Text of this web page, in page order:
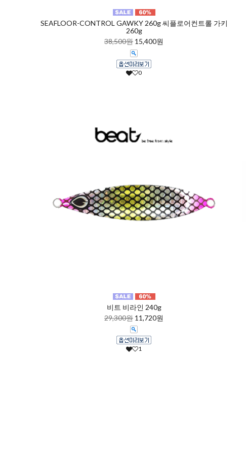
SEAFLOOR-CONTROL GAWKY 260g 씨플로어컨트롤 가키
260g
38,500원 15,400원
0
비트 비라인 240g
29,300원 11,720원
1